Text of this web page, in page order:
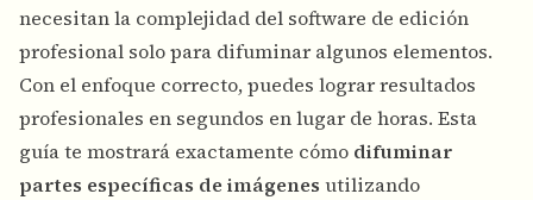
necesitan la complejidad del software de edición
profesional solo para difuminar algunos elementos.
Con el enfoque correcto, puedes lograr resultados
profesionales en segundos en lugar de horas. Esta
guía te mostrará exactamente cómo difuminar
partes específicas de imágenes utilizando